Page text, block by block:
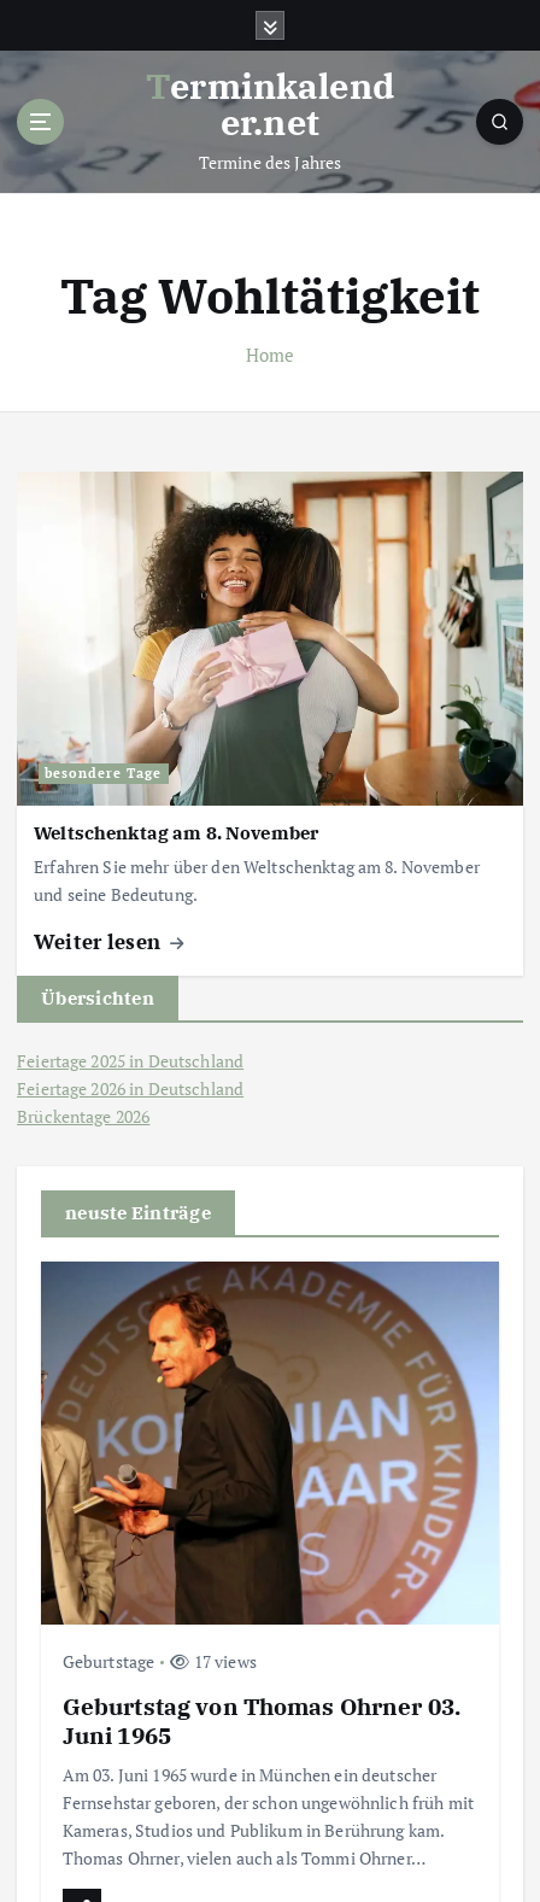
t
Terminkalend
er.net
Termine des Jahres
Tag Wohltätigkeit
Home
besondere Tage
Weltschenktag am 8. November
Erfahren Sie mehr über den Weltschenktag am 8. November
und seine Bedeutung.
Weiter lesen
Übersichten
Feiertage 2025 in Deutschland
Feiertage 2026 in Deutschland
Brückentage 2026
neuste Einträge
Geburtstage 17 views
Geburtstag von Thomas Ohrner 03.
Juni 1965
Am 03. Juni 1965 wurde in München ein deutscher
Fernsehstar geboren, der schon ungewöhnlich früh mit
Kameras, Studios und Publikum in Berührung kam.
Thomas Ohrner, vielen auch als Tommi Ohrner…